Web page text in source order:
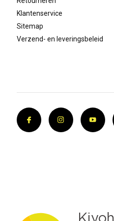
Klantenservice
Sitemap
Verzend- en leveringsbeleid